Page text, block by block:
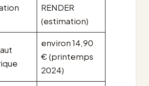
RENDER
(estimation)
environ 14,90
€ (printemps
2024)